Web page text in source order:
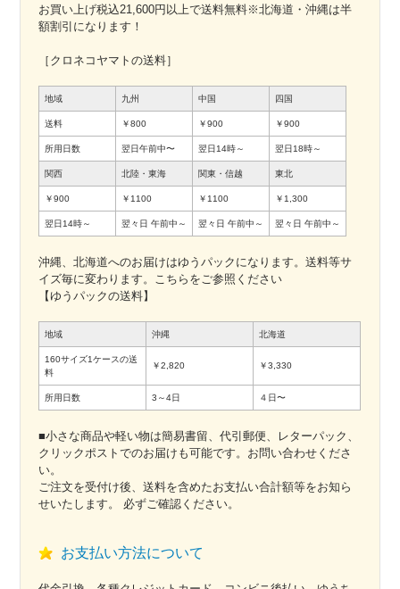
お買い上げ税込21,600円以上で送料無料※北海道・沖縄は半
額割引になります！
［クロネコヤマトの送料］
地域 九州 中国 四国
送料 ￥800 ￥900 ￥900
所用日数 翌日午前中〜 翌日14時～ 翌日18時～
関西 北陸・東海 関東・信越 東北
￥900 ￥1100 ￥1100 ￥1,300
翌日14時～ 翌々日 午前中～ 翌々日 午前中～ 翌々日 午前中～
沖縄、北海道へのお届けはゆうパックになります。送料等サ
イズ毎に変わります。こちらをご参照ください
【ゆうパックの送料】
地域 沖縄 北海道
160サイズ1ケースの送
料
￥2,820 ￥3,330
所用日数 3～4日 ４日〜
■小さな商品や軽い物は簡易書留、代引郵便、レターパック、
クリックポストでのお届けも可能です。お問い合わせくださ
い。
ご注文を受付け後、送料を含めたお支払い合計額等をお知ら
せいたします。 必ずご確認ください。
お支払い方法について